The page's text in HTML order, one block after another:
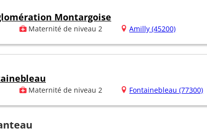
Montargoise
Maternité de niveau 2 Amilly (45200)
Maternité de niveau 2 Fontainebleau (77300)